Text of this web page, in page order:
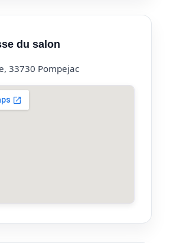
du salon
33730 Pompejac